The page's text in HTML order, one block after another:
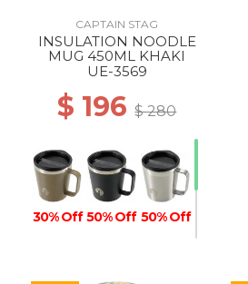
CAPTAIN STAG
INSULATION NOODLE
MUG 450ML KHAKI
UE-3569
$ 196$ 280
30% Off 50% Off 50% Off